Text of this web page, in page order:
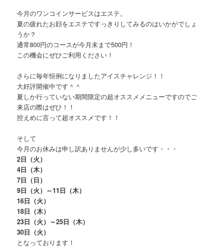
今月のワンコインサービスはエステ。
夏の疲れたお顔をエステですっきりしてみるのはいかがでしょ
うか？
通常800円のコースが今月末まで500円！
この機会にぜひご利用ください！
さらに毎年恒例になりましたアイスチャレンジ！！
大好評開催中です＾＾
夏しか行っていない期間限定の超オススメメニューですのでご
来店の際はぜひ！！
控えめに言って超オススメです！！
そして
今月のお休みは申し訳ありませんが少し多いです・・・
2日（火）
4日（木）
7日（日）
9日（火）～11日（木）
16日（火）
18日（木）
23日（火）～25日（木）
30日（火）
となっております！